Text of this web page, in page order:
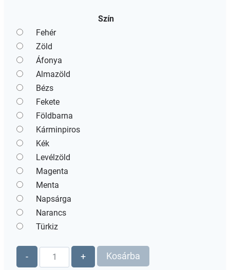
Szín
Fehér
Zöld
Áfonya
Almazöld
Bézs
Fekete
Földbarna
Kárminpiros
Kék
Levélzöld
Magenta
Menta
Napsárga
Narancs
Türkiz
-
Pentart
matt
+ Kosárba